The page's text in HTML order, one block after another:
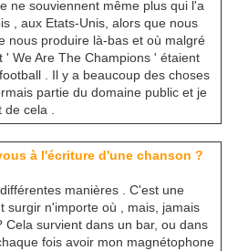
ne souviennent même plus qui l'a
, aux Etats-Unis, alors que nous
nous produire là-bas et où malgré
' We Are The Champions ' étaient
. Il y a beaucoup des choses
partie du domaine public et je
cela .
à l'écriture d'une chanson ?
manières . C'est une
surgir n'importe où , mais, jamais
Cela survient dans un bar, ou dans
fois avoir mon magnétophone